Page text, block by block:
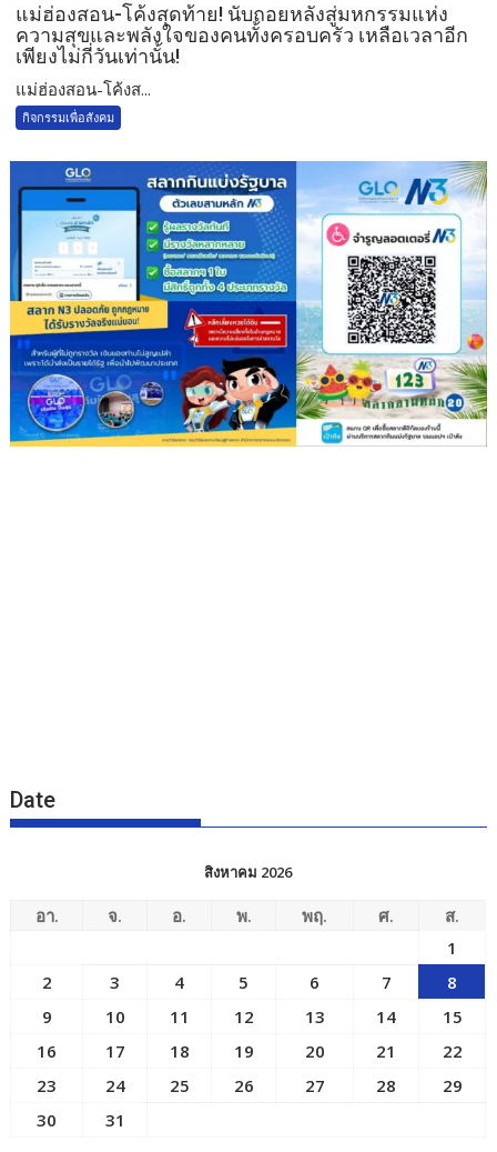
แม่ฮ่องสอน-โค้งสุดท้าย! นับถอยหลังสู่มหกรรมแห่ง
ความสุขและพลังใจของคนทั้งครอบครัว เหลือเวลาอีก
เพียงไม่กี่วันเท่านั้น!
แม่ฮ่องสอน-โค้งส...
กิจกรรมเพื่อสังคม
Date
สิงหาคม 2026
อา. จ. อ. พ. พฤ. ศ.
ส.
1
2
3 4 5 6 7
8
9
10 11 12 13 14
15
16
17 18 19 20 21
22
23
24 25 26 27 28
29
30
31